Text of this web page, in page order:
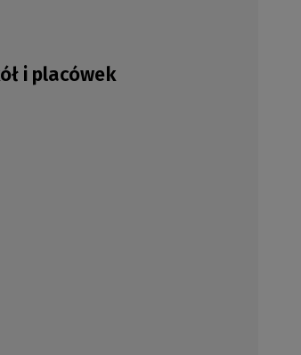
i placówek